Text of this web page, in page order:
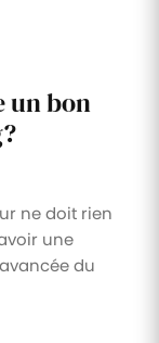
un bon
ne doit rien
une
du